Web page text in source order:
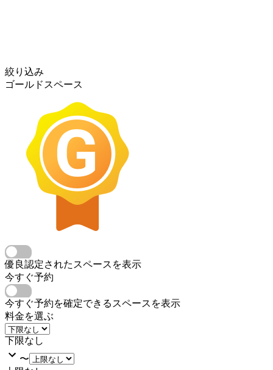
絞り込み
ゴールドスペース
優良認定されたスペースを表示
今すぐ予約
今すぐ予約を確定できるスペースを表示
料金を選ぶ
下限なし
〜